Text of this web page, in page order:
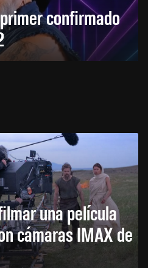
confirmado
una película
cámaras IMAX de